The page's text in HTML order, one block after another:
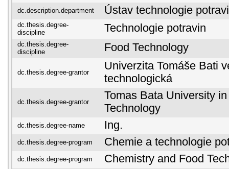
dc.description.department Ústav technologie
dc.thesis.degree-
discipline
Technologie potravin
dc.thesis.degree-
discipline
Food Technology
dc.thesis.degree-grantor
Univerzita Tomáše Bati
technologická
dc.thesis.degree-grantor
Tomas Bata University
Technology
dc.thesis.degree-name Ing.
dc.thesis.degree-program Chemie a technologie
dc.thesis.degree-program Chemistry and Food